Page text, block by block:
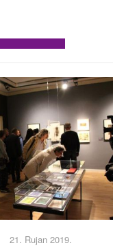
21. Rujan 2019.